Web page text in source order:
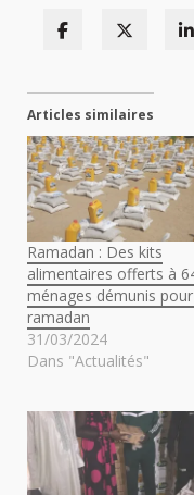
Articles similaires
Ramadan : Des kits
alimentaires offerts à
ménages démunis
ramadan
31/03/2024
Dans "Actualités"